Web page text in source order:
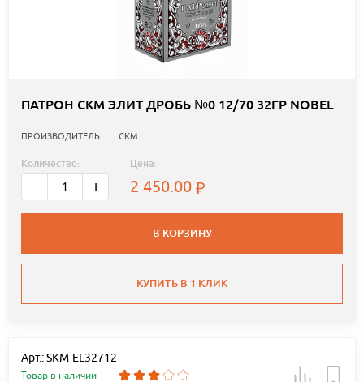
ПАТРОН СКМ ЭЛИТ ДРОБЬ №0 12/70 32ГР NOBEL
ПРОИЗВОДИТЕЛЬ: СКМ
Количество:
- +
Цена:
2 450.00
В КОРЗИНУ
КУПИТЬ В 1 КЛИК
Арт.: SKM-EL32712
Товар в наличии